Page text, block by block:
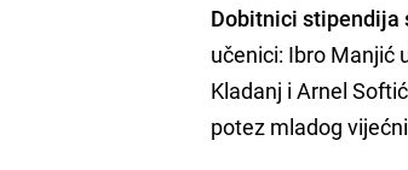
Dobitnici stipendija
učenici: Ibro Manjić
Kladanj i Arnel
potez mladog